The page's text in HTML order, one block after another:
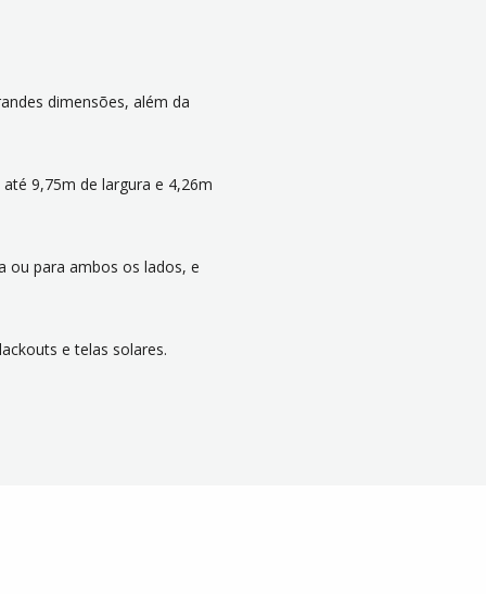
dimensões, além da
9,75m de largura e 4,26m
ou para ambos os lados, e
e telas solares.